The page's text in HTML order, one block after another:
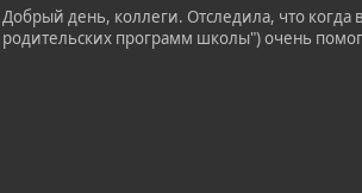
Добрый день, коллеги. Отследила, что когда
родительских программ школы") очень